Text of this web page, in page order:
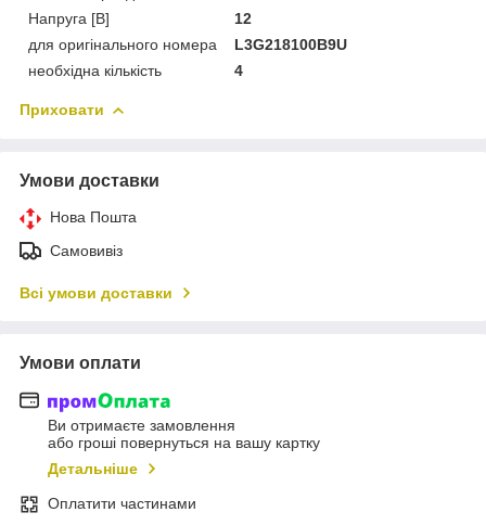
Напруга [В]
12
для оригінального номера
L3G218100B9U
необхідна кількість
4
Приховати
Умови доставки
Нова Пошта
Самовивіз
Всі умови доставки
Умови оплати
Ви отримаєте замовлення
або гроші повернуться на вашу картку
Детальніше
Оплатити частинами